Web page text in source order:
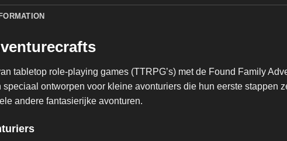
tabletop role-playing games (TTRPG’s) met de Found Family
ontworpen voor kleine avonturiers die hun eerste stappen
andere fantasierijke avonturen.